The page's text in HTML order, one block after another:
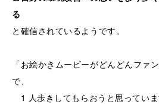
る
と確信されているようです。
「お絵かきムービーがどんどんファ
で、
1 人歩きしてもらおうと思っていま